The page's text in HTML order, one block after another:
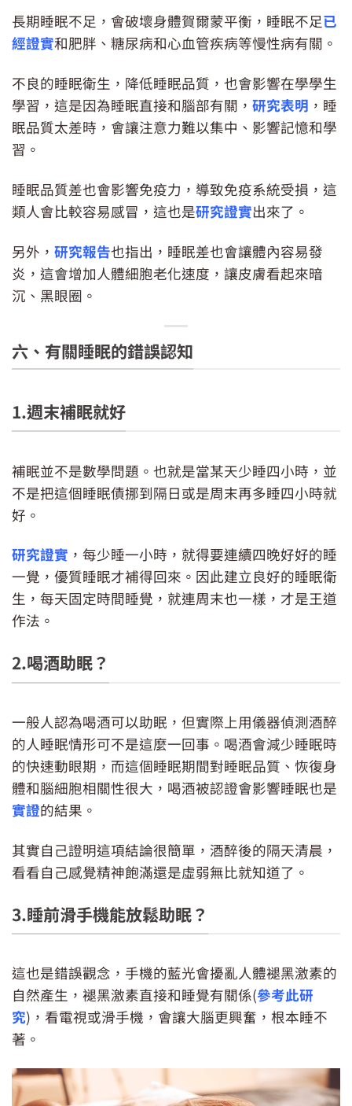
長期睡眠不足，會破壞身體賀爾蒙平衡，睡眠不足已
經證實和肥胖、糖尿病和心血管疾病等慢性病有關。
不良的睡眠衛生，降低睡眠品質，也會影響在學學生
學習，這是因為睡眠直接和腦部有關， 研究表明 ，睡
眠品質太差時，會讓注意力難以集中、影響記憶和學
習。
睡眠品質差也會影響免疫力，導致免疫系統受損，這
類人會比較容易感冒，這也是研究證實出來了。
另外， 研究報告也指出，睡眠差也會讓體內容易發
炎，這會增加人體細胞老化速度，讓皮膚看起來暗
沉、黑眼圈。
六、有關睡眠的錯誤認知
1.週末補眠就好
補眠並不是數學問題。也就是當某天少睡四小時，並
不是把這個睡眠債挪到隔日或是周末再多睡四小時就
好。
研究證實 ，每少睡一小時，就得要連續四晚好好的睡
一覺，優質睡眠才補得回來。因此建立良好的睡眠衛
生，每天固定時間睡覺，就連周末也一樣，才是王道
作法。
2.喝酒助眠？
一般人認為喝酒可以助眠，但實際上用儀器偵測酒醉
的人睡眠情形可不是這麼一回事。喝酒會減少睡眠時
的快速動眼期，而這個睡眠期間對睡眠品質、恢復身
體和腦細胞相關性很大，喝酒被認證會影響睡眠也是
實證的結果。
其實自己證明這項結論很簡單，酒醉後的隔天清晨，
看看自己感覺精神飽滿還是虛弱無比就知道了。
3.睡前滑手機能放鬆助眠？
這也是錯誤觀念，手機的藍光會擾亂人體褪黑激素的
自然產生，褪黑激素直接和睡覺有關係(參考此研
究)，看電視或滑手機，會讓大腦更興奮，根本睡不
著。